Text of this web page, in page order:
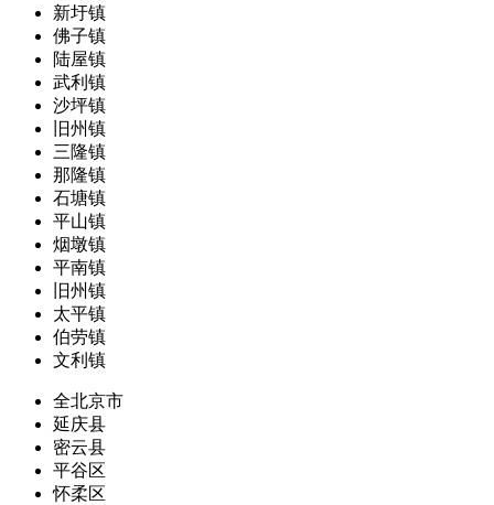
新圩镇
佛子镇
陆屋镇
武利镇
沙坪镇
旧州镇
三隆镇
那隆镇
石塘镇
平山镇
烟墩镇
平南镇
旧州镇
太平镇
伯劳镇
文利镇
全北京市
延庆县
密云县
平谷区
怀柔区